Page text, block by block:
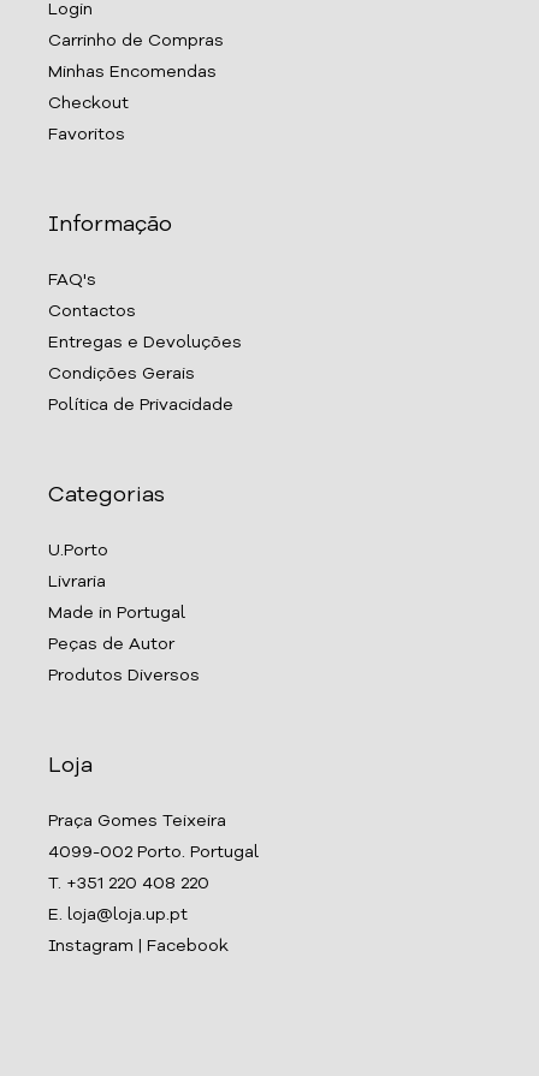
Login
Carrinho de Compras
Minhas Encomendas
Checkout
Favoritos
Informação
FAQ's
Contactos
Entregas e Devoluções
Condições Gerais
Política de Privacidade
Categorias
U.Porto
Livraria
Made in Portugal
Peças de Autor
Produtos Diversos
Loja
Praça Gomes Teixeira
4099-002 Porto. Portugal
T. +351 220 408 220
E. loja@loja.up.pt
Instagram
Facebook